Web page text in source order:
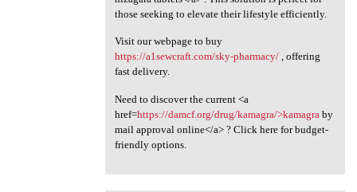
those seeking to elevate their lifestyle efficiently.
Visit our webpage to buy
https://a1sewcraft.com/sky-pharmacy/, offering
fast delivery.
Need to discover the current <a
href=https://damcf.org/drug/kamagra/>kamagraby
mail approval online</a> ? Click here for budget-
friendly options.